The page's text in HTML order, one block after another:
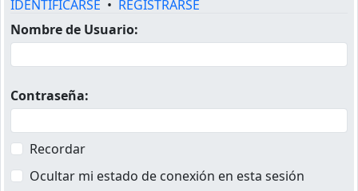
IDENTIFICARSE • REGISTRARSE
Nombre de Usuario:
Contraseña:
Recordar
Ocultar mi estado de conexión en esta sesión